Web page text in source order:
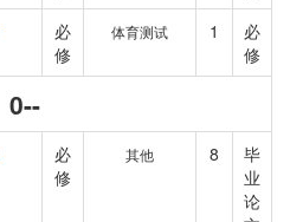
必
修
体育测试 1
必
修
0--
必
修
其他 8
毕
业
论